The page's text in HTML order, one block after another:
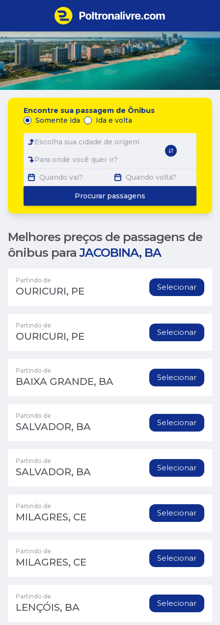
Encontre sua passagem de Ônibus
Somente ida
Ida e volta
Escolha sua cidade de origem
Para onde você quer ir?
Quando vai?
Quando volta?
Procurar passagens
Melhores preços de passagens de
ônibus para JACOBINA, BA
Partindo de
OURICURI, PE Selecionar
Partindo de
OURICURI, PE Selecionar
Partindo de
BAIXA GRANDE, BA Selecionar
Partindo de
SALVADOR, BA Selecionar
Partindo de
SALVADOR, BA Selecionar
Partindo de
MILAGRES, CE Selecionar
Partindo de
MILAGRES, CE Selecionar
Partindo de
LENÇÓIS, BA Selecionar